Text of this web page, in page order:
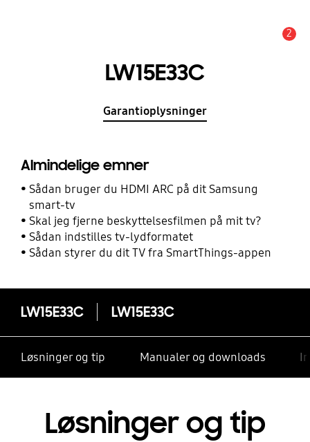
2
LW15E33C
Garantioplysninger
Almindelige emner
Sådan bruger du HDMI ARC på dit Samsung
smart-tv
Skal jeg fjerne beskyttelsesfilmen på mit tv?
Sådan indstilles tv-lydformatet
Sådan styrer du dit TV fra SmartThings-appen
LW15E33C LW15E33C
Løsninger og tip Manualer og downloads
Løsninger og tip